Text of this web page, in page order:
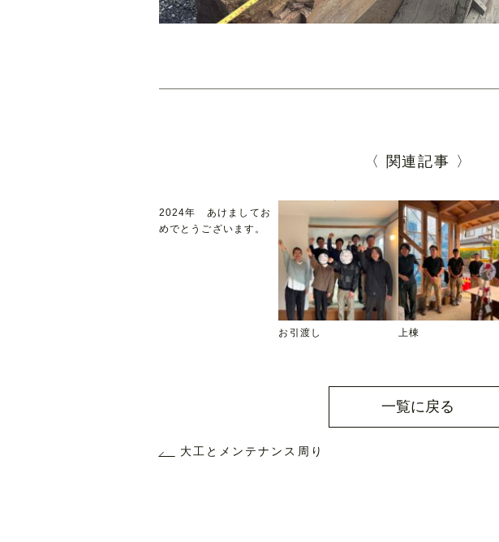
〈 関連記事 〉
2024年 あけましてお
めでとうございます。
お引渡し 上棟
一覧に戻る
大工とメンテナンス周り